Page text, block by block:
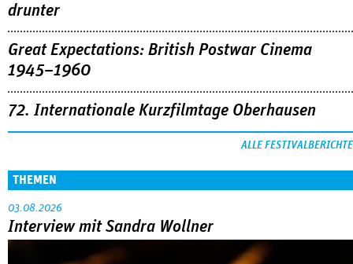
drunter
Great Expectations: British Postwar Cinema
1945–1960
72. Internationale Kurzfilmtage Oberhausen
ALLE FESTIVALBERICHTE
THEMEN
03.08.2026
Interview mit Sandra Wollner